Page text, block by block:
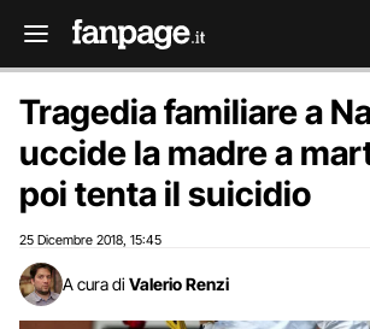
Tragedia familiare a
uccide la madre a
poi tenta il suicidio
25 Dicembre 2018 15:45
A cura di Valerio Renzi